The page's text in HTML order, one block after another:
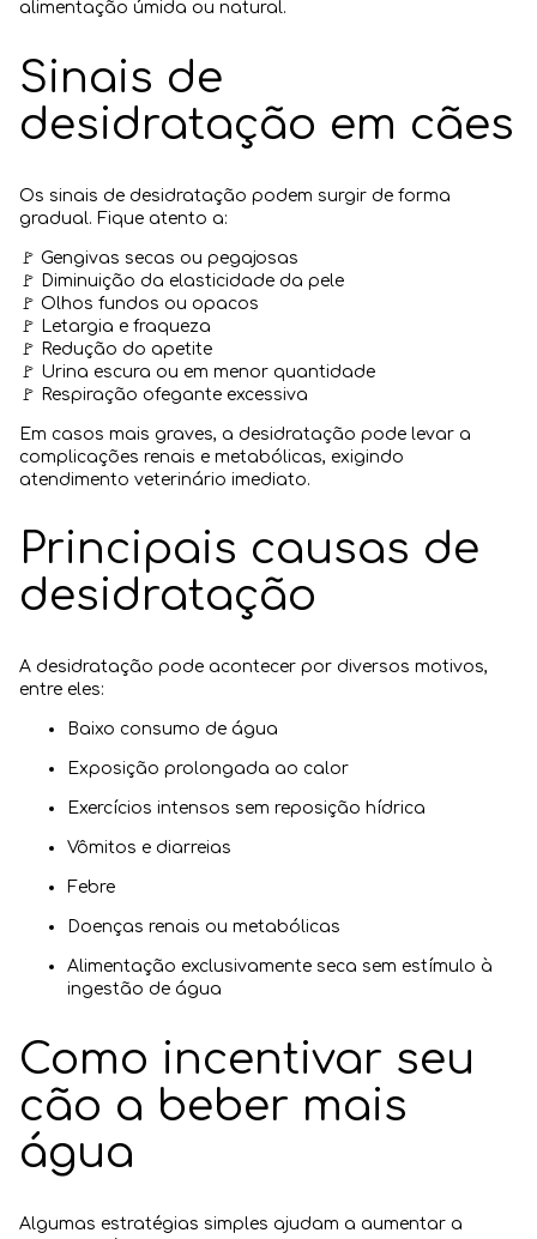
alimentação úmida ou natural.
Sinais de
desidratação em cães
Os sinais de desidratação podem surgir de forma
gradual. Fique atento a:
🚩 Gengivas secas ou pegajosas
🚩 Diminuição da elasticidade da pele
🚩 Olhos fundos ou opacos
🚩 Letargia e fraqueza
🚩 Redução do apetite
🚩 Urina escura ou em menor quantidade
🚩 Respiração ofegante excessiva
Em casos mais graves, a desidratação pode levar a
complicações renais e metabólicas, exigindo
atendimento veterinário imediato.
Principais causas de
desidratação
A desidratação pode acontecer por diversos motivos,
entre eles:
Baixo consumo de água
Exposição prolongada ao calor
Exercícios intensos sem reposição hídrica
Vômitos e diarreias
Febre
Doenças renais ou metabólicas
Alimentação exclusivamente seca sem estímulo à
ingestão de água
Como incentivar seu
cão a beber mais
água
Algumas estratégias simples ajudam a aumentar a